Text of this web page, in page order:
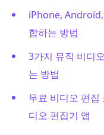
iPhone, Android,
합하는 방법
3가지 뮤직 비디
는 방법
무료 비디오 편집
디오 편집기 앱